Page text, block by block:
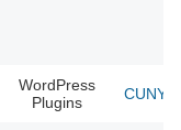
WordPress
Plugins
CUNY